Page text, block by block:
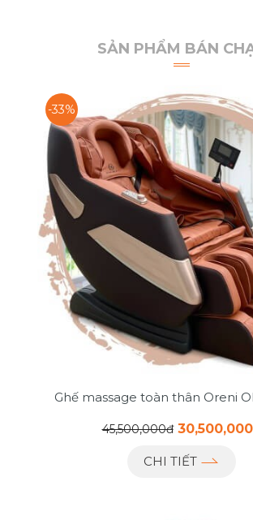
SẢN PHẨM BÁN
-33%
Ghế massage toàn thân Oreni
45,500,000đ
CHI TIẾT